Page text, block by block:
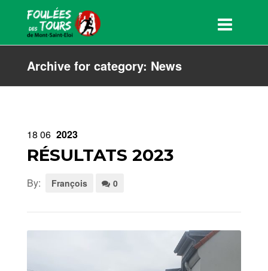
Archive for category: News
18 06 2023
RÉSULTATS 2023
By: François 0